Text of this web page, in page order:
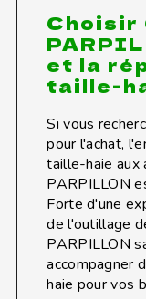
Choisir
et la
taille-
Si vous
pour l'achat,
taille-haie aux
PARPILLON
Forte d'une
de l'outillage
PARPILLON
accompagner
haie pour vos